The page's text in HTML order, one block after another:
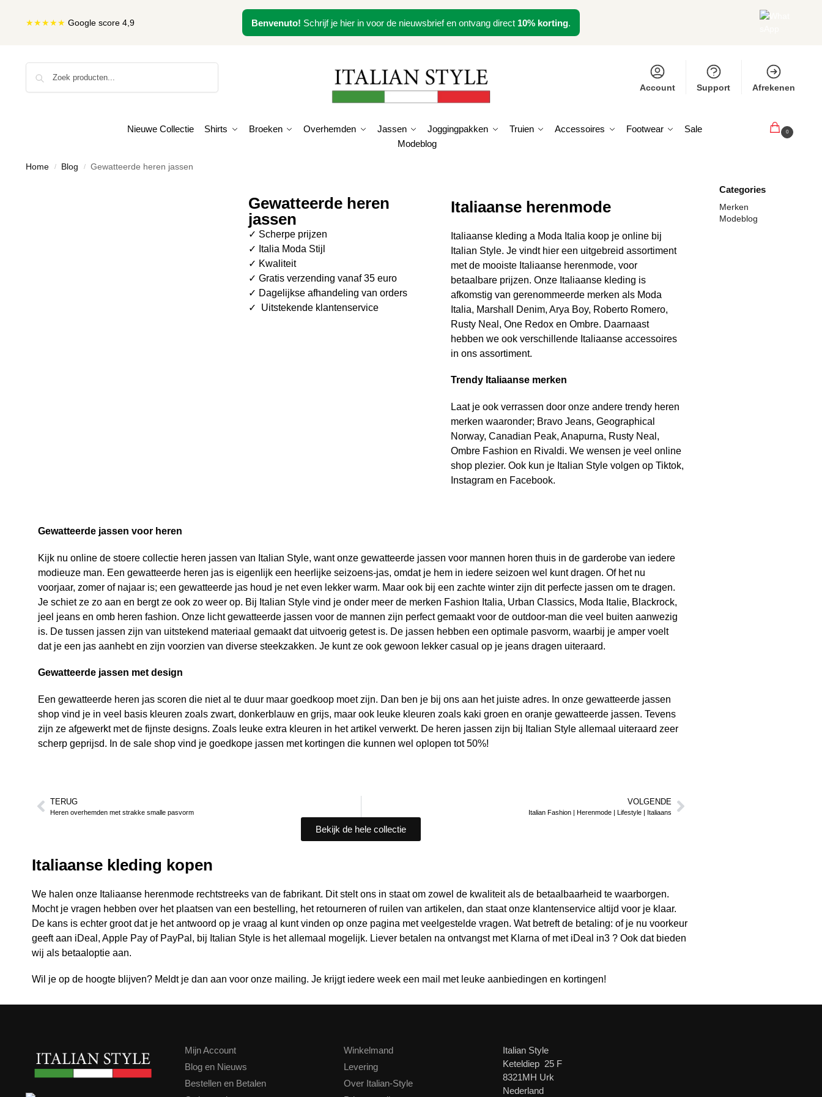
★★★★★ Google score 4,9 Benvenuto! Schrijf je hier in voor de nieuwsbrief en ontvang direct 10% korting.
Account Support Afrekenen
Nieuwe Collectie Shirts Broeken Overhemden Jassen Joggingpakken Truien Accessoires Footwear
Sale
Modeblog
0
Home / Blog / Gewatteerde heren jassen
Gewatteerde heren
jassen
✓ Scherpe prijzen
✓ Italia Moda Stijl
✓ Kwaliteit
✓ Gratis verzending vanaf 35 euro
✓ Dagelijkse afhandeling van orders
✓ Uitstekende klantenservice
Italiaanse herenmode
Italiaanse kleding a Moda Italia koop je online bij
Italian Style. Je vindt hier een uitgebreid assortiment
met de mooiste Italiaanse herenmode, voor
betaalbare prijzen. Onze Italiaanse kleding is
afkomstig van gerenommeerde merken als Moda
Italia, Marshall Denim, Arya Boy, Roberto Romero,
Rusty Neal, One Redox en Ombre. Daarnaast
hebben we ook verschillende Italiaanse accessoires
in ons assortiment.
Trendy Italiaanse merken
Laat je ook verrassen door onze andere trendy heren
merken waaronder; Bravo Jeans, Geographical
Norway, Canadian Peak, Anapurna, Rusty Neal,
Ombre Fashion en Rivaldi. We wensen je veel online
shop plezier. Ook kun je Italian Style volgen op Tiktok,
Instagram en Facebook.
Gewatteerde jassen voor heren
Kijk nu online de stoere collectie heren jassen van Italian Style, want onze gewatteerde jassen voor mannen horen thuis in de garderobe van iedere
modieuze man. Een gewatteerde heren jas is eigenlijk een heerlijke seizoens-jas, omdat je hem in iedere seizoen wel kunt dragen. Of het nu
voorjaar, zomer of najaar is; een gewatteerde jas houd je net even lekker warm. Maar ook bij een zachte winter zijn dit perfecte jassen om te dragen.
Je schiet ze zo aan en bergt ze ook zo weer op. Bij Italian Style vind je onder meer de merken Fashion Italia, Urban Classics, Moda Italie, Blackrock,
jeel jeans en omb heren fashion. Onze licht gewatteerde jassen voor de mannen zijn perfect gemaakt voor de outdoor-man die veel buiten aanwezig
is. De tussen jassen zijn van uitstekend materiaal gemaakt dat uitvoerig getest is. De jassen hebben een optimale pasvorm, waarbij je amper voelt
dat je een jas aanhebt en zijn voorzien van diverse steekzakken. Je kunt ze ook gewoon lekker casual op je jeans dragen uiteraard.
Gewatteerde jassen met design
Een gewatteerde heren jasscoren die niet al te duur maar goedkoop moet zijn. Dan ben je bij ons aan het juiste adres. In onze gewatteerde jassen
shop vind je in veel basis kleuren zoals zwart, donkerblauw en grijs, maar ook leuke kleuren zoals kaki groen en oranje gewatteerde jassen. Tevens
zijn ze afgewerkt met de fijnste designs. Zoals leuke extra kleuren in het artikel verwerkt. De heren jassen zijn bij Italian Style allemaal uiteraard zeer
scherp geprijsd. In de sale shop vind je goedkope jassen met kortingen die kunnen wel oplopen tot 50%!
TERUG
Heren overhemden met strakke smalle pasvorm
VOLGENDE
Italian Fashion | Herenmode | Lifestyle | Italiaans
Bekijk de hele collectie
Italiaanse kleding kopen
We halen onze Italiaanse herenmode rechtstreeks van de fabrikant. Dit stelt ons in staat om zowel de kwaliteit als de betaalbaarheid te waarborgen.
Mocht je vragen hebben over het plaatsen van een bestelling, het retourneren of ruilen van artikelen, dan staat onze klantenservice altijd voor je klaar.
De kans is echter groot dat je het antwoord op je vraag al kunt vinden op onze pagina met veelgestelde vragen. Wat betreft de betaling: of je nu voorkeur
geeft aan iDeal, Apple Pay of PayPal, bij Italian Style is het allemaal mogelijk. Liever betalen na ontvangst met Klarna of met iDeal in3 ? Ook dat bieden
wij als betaaloptie aan.
Wil je op de hoogte blijven? Meldt je dan aan voor onze mailing. Je krijgt iedere week een mail met leuke aanbiedingen en kortingen!
Categories
Merken
Modeblog
Mijn Account
Blog en Nieuws
Bestellen en Betalen
Winkelmand
Levering
Over Italian-Style
Italian Style
Keteldiep 25 F
8321MH Urk
Nederland